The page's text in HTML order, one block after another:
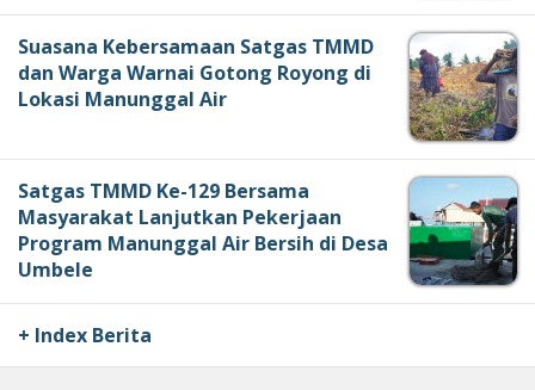
Suasana Kebersamaan Satgas TMMD
dan Warga Warnai Gotong Royong di
Lokasi Manunggal Air
Satgas TMMD Ke-129 Bersama
Masyarakat Lanjutkan Pekerjaan
Program Manunggal Air Bersih di Desa
Umbele
+ Index Berita